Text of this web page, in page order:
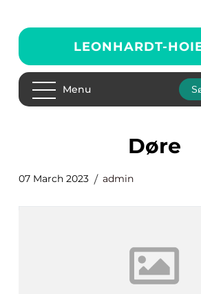
LEONHARDT-
Menu
døre
07 March 2023 admin